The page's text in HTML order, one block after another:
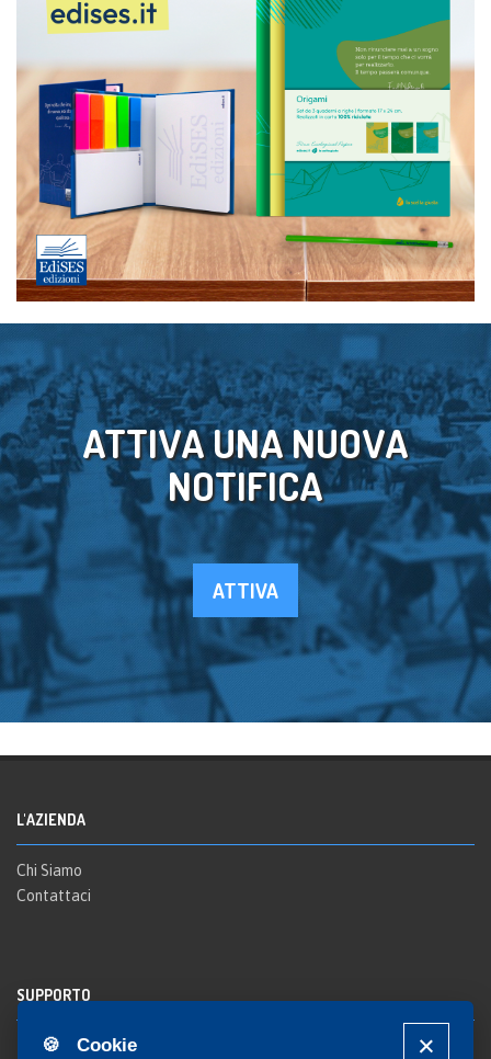
🍪 Cookie
ATTIVA UNA NUOVA
NOTIFICA
ATTIVA
L'AZIENDA
Chi Siamo
Contattaci
SUPPORTO
Registrazione al sito